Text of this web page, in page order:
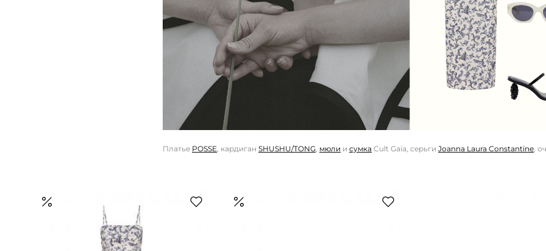
Платье POSSE, кардиган SHUSHU/TONG, мюли и сумка Cult Gaia, серьги Joanna Laura Constantine,